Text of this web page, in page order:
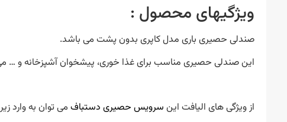
ویژگیهای محصول :
صندلی حصیری باری مدل کاپری بدون پشت می باشد.
این صندلی حصیری مناسب برای غذا خوری، پیشخوان آشپزخانه و …
از ویژگی های الیافت این سرویس حصیری دستبافمی توان به وارد